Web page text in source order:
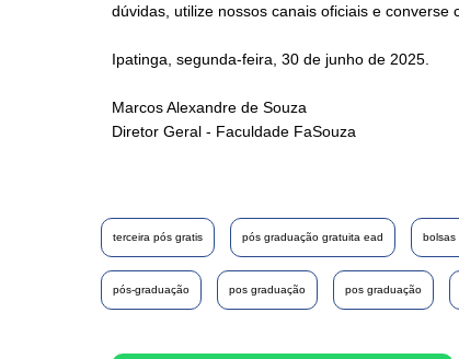
dúvidas, utilize nossos canais oficiais e converse
Ipatinga, segunda-feira, 30 de junho de 2025.
Marcos Alexandre de Souza
Diretor Geral - Faculdade FaSouza
terceira pós gratis pós graduação gratuita ead bolsas
pós-graduação pos graduação pos graduação